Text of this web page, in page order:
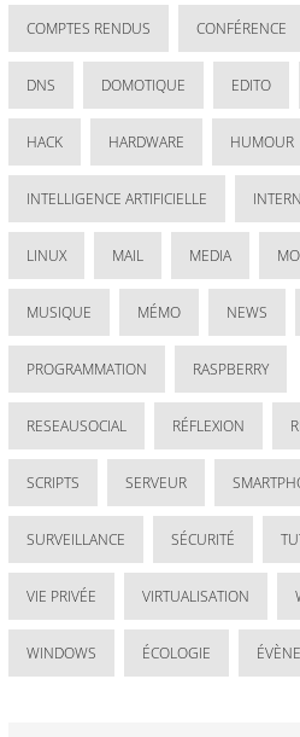
COMPTES RENDUS CONFÉRENCE
DNS DOMOTIQUE EDITO
HACK HARDWARE HUMOUR
INTELLIGENCE ARTIFICIELLE
LINUX MAIL MEDIA
MUSIQUE MÉMO NEWS
PROGRAMMATION RASPBERRY
RESEAUSOCIAL RÉFLEXION
SCRIPTS SERVEUR
SURVEILLANCE SÉCURITÉ
VIE PRIVÉE VIRTUALISATION
WINDOWS ÉCOLOGIE